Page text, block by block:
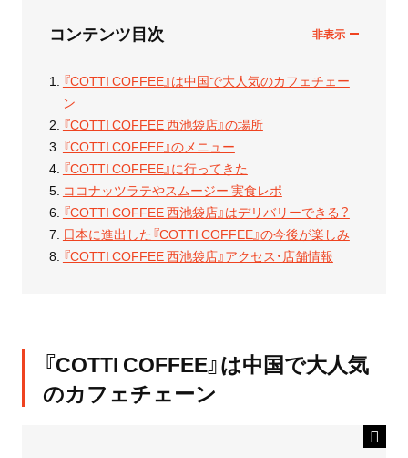
コンテンツ目次
『COTTI COFFEE』は中国で大人気のカフェチェー
ン
『COTTI COFFEE 西池袋店』の場所
『COTTI COFFEE』のメニュー
『COTTI COFFEE』に行ってきた
ココナッツラテやスムージー 実食レポ
『COTTI COFFEE 西池袋店』はデリバリーできる？
日本に進出した『COTTI COFFEE』の今後が楽しみ
『COTTI COFFEE 西池袋店』アクセス・店舗情報
『COTTI COFFEE』は中国で大人気
のカフェチェーン